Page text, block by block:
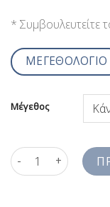
* Συμβουλευτείτε
ΜΕΓΕΘΟΛΟΓΙΟ
Μέγεθος
Ανδρικά Πουκάμισα